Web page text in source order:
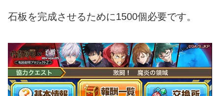
石板を完成させるために1500個必要です。